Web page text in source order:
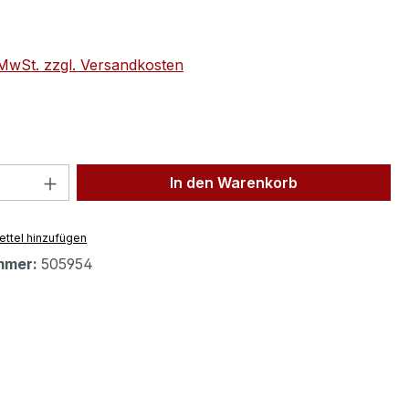
zzgl. Versandkosten
Anzahl: Gib den gewünschten Wert
In den Warenkorb
hinzufügen
505954